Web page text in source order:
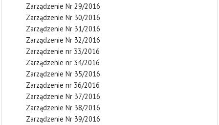
Zarządzenie Nr 29/2016
Zarządzenie Nr 30/2016
Zarządzenie Nr 31/2016
Zarządzenie Nr 32/2016
Zarządzenie nr 33/2016
Zarządzenie nr 34/2016
Zarządzenie Nr 35/2016
Zarządzenie nr 36/2016
Zarządzenie Nr 37/2016
Zarządzenie Nr 38/2016
Zarządzenie Nr 39/2016